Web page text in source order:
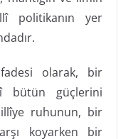
politikanın yer
olarak, bir
bütün güçlerini
ruhunun, bir
koyarken bir